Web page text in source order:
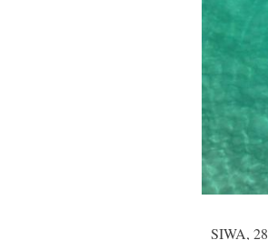
SIWA,